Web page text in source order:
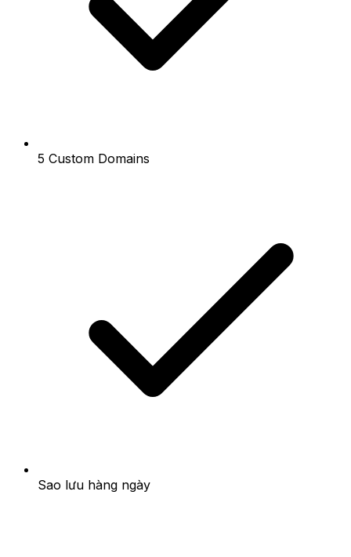
5 Custom Domains
Sao lưu hàng ngày